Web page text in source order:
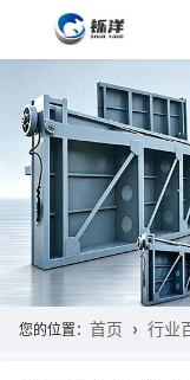
您的位置： 首页 行业